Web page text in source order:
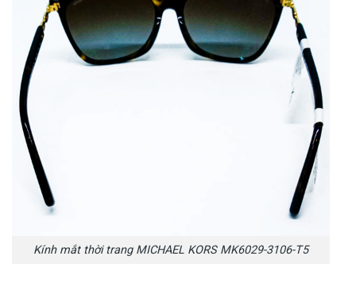
Kính mắt thời trang MICHAEL KORS MK6029-3106-T5